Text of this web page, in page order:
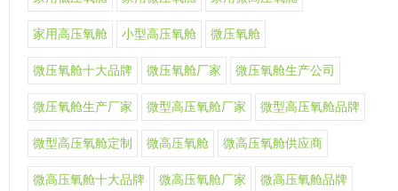
家用高压氧舱 小型高压氧舱 微压氧舱
微压氧舱十大品牌 微压氧舱厂家 微压氧舱生产公司
微压氧舱生产厂家 微型高压氧舱厂家 微型高压氧舱品牌
微型高压氧舱定制 微高压氧舱 微高压氧舱供应商
微高压氧舱十大品牌 微高压氧舱厂家 微高压氧舱品牌